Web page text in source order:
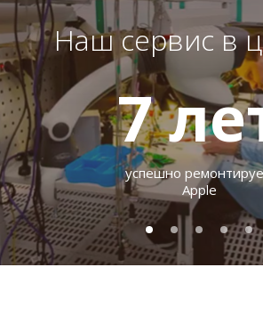
Наш сервис в
7
успешно
Apple